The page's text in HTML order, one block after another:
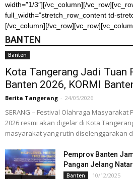
width=”1/3″][/vc_column][/
full_width=”stretch_row_content td-
[/vc_column][/
BANTEN
Banten
Kota Tangerang Jadi Tuan
Banten 2026, KORMI
Berita Tangerang - 24/05/2026
​SERANG – Festival Olahraga Masyarakat
2026 resmi akan digelar di Kota
masyarakat yang rutin diselenggarakan
Pemprov Banten
Pangan Jelang
Banten 10/12/2025